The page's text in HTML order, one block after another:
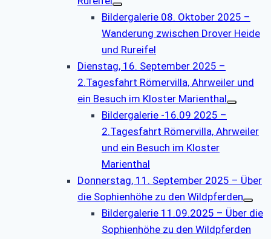
Bildergalerie 08. Oktober 2025 –
Wanderung zwischen Drover Heide
und Rureifel
Dienstag, 16. September 2025 –
2.Tagesfahrt Römervilla, Ahrweiler und
ein Besuch im Kloster Marienthal
Bildergalerie -16.09 2025 –
2.Tagesfahrt Römervilla, Ahrweiler
und ein Besuch im Kloster
Marienthal
Donnerstag, 11. September 2025 – Über
die Sophienhöhe zu den Wildpferden
Bildergalerie 11.09.2025 – Über die
Sophienhöhe zu den Wildpferden